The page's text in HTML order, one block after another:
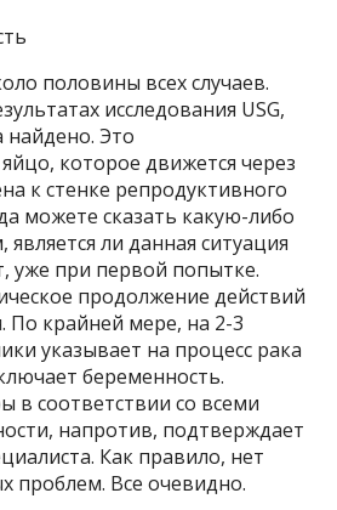
половины всех случаев.
исследования USG,
найдено. Это
которое движется через
к стенке репродуктивного
можете сказать какую-либо
ли данная ситуация
уже при первой попытке.
продолжение действий
По крайней мере, на 2-3
указывает на процесс рака
беременность.
в соответствии со всеми
напротив, подтверждает
Как правило, нет
проблем. Все очевидно.